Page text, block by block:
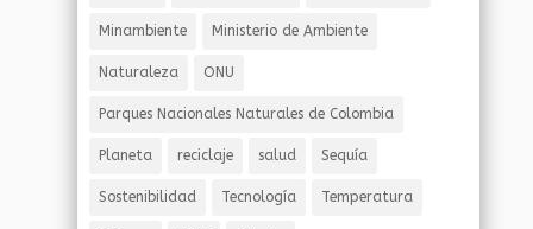
Minambiente Ministerio de Ambiente
Naturaleza ONU
Parques Nacionales Naturales de Colombia
Planeta reciclaje salud Sequía
Sostenibilidad Tecnología Temperatura